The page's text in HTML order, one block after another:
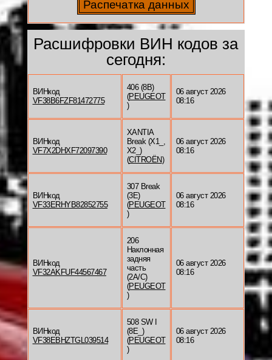
Расшифровки ВИН кодов за
сегодня:
ВИНкод
VF38B6FZF81472775
406 (8B)
(PEUGEOT
)
06 август 2026
08:16
ВИНкод
VF7X2DHXF72097390
XANTIA
Break (X1_,
X2_)
(CITROËN)
06 август 2026
08:16
ВИНкод
VF33ERHYB82852755
307 Break
(3E)
(PEUGEOT
)
06 август 2026
08:16
ВИНкод
VF32AKFUF44567467
206
Наклонная
задняя
часть
(2A/C)
(PEUGEOT
)
06 август 2026
08:16
ВИНкод
VF38EBHZTGL039514
508 SW I
(8E_)
(PEUGEOT
)
06 август 2026
08:16